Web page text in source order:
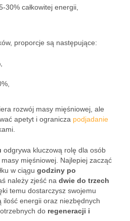
30% całkowitej energii,
proporcje są następujące:
rozwój masy mięśniowej, ale
apetyt i ogranicza podjadanie
odgrywa kluczową rolę dla osób
mięśniowej. Najlepiej zacząć
w ciągu godziny po
należy zjeść na dwie do trzech
temu dostarczysz swojemu
ilość energii oraz niezbędnych
do regeneracji i